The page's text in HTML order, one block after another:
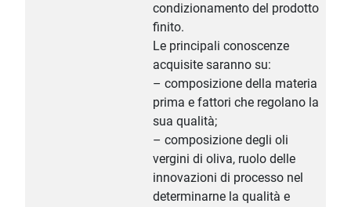
condizionamento del prodotto
finito.
Le principali conoscenze
acquisite saranno su:
– composizione della materia
prima e fattori che regolano la
sua qualità;
– composizione degli oli
vergini di oliva, ruolo delle
innovazioni di processo nel
determinarne la qualità e